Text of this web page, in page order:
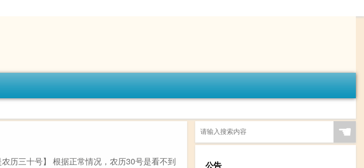
历三十号】 根据正常情况，农历30号是看不到
☚
公告